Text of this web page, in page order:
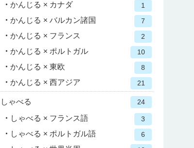
かんじる × カナダ 1
かんじる × バルカン諸国 7
かんじる × フランス 2
かんじる × ポルトガル 10
かんじる × 東欧 8
かんじる × 西アジア 21
しゃべる 24
しゃべる × フランス語 3
しゃべる × ポルトガル語 6